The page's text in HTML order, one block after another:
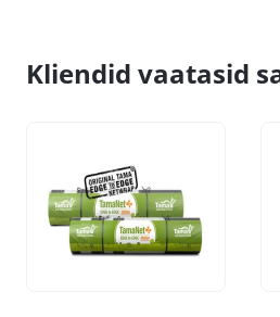
Kliendid vaatasid